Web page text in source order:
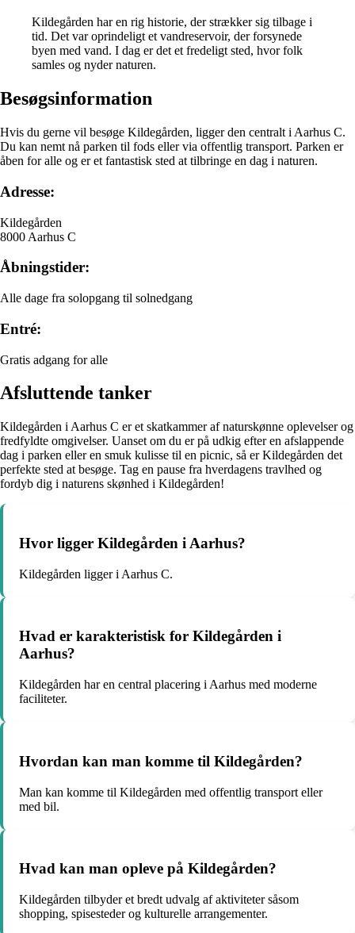
Kildegården har en rig historie, der strækker sig tilbage i
tid. Det var oprindeligt et vandreservoir, der forsynede
byen med vand. I dag er det et fredeligt sted, hvor folk
samles og nyder naturen.
Besøgsinformation
Hvis du gerne vil besøge Kildegården, ligger den centralt i Aarhus C.
Du kan nemt nå parken til fods eller via offentlig transport. Parken er
åben for alle og er et fantastisk sted at tilbringe en dag i naturen.
Adresse:
Kildegården
8000 Aarhus C
Åbningstider:
Alle dage fra solopgang til solnedgang
Entré:
Gratis adgang for alle
Afsluttende tanker
Kildegården i Aarhus C er et skatkammer af naturskønne oplevelser og
fredfyldte omgivelser. Uanset om du er på udkig efter en afslappende
dag i parken eller en smuk kulisse til en picnic, så er Kildegården det
perfekte sted at besøge. Tag en pause fra hverdagens travlhed og
fordyb dig i naturens skønhed i Kildegården!
Hvor ligger Kildegården i Aarhus?
Kildegården ligger i Aarhus C.
Hvad er karakteristisk for Kildegården i
Aarhus?
Kildegården har en central placering i Aarhus med moderne
faciliteter.
Hvordan kan man komme til Kildegården?
Man kan komme til Kildegården med offentlig transport eller
med bil.
Hvad kan man opleve på Kildegården?
Kildegården tilbyder et bredt udvalg af aktiviteter såsom
shopping, spisesteder og kulturelle arrangementer.